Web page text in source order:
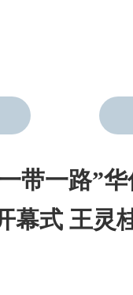
带一路”
幕式 王灵